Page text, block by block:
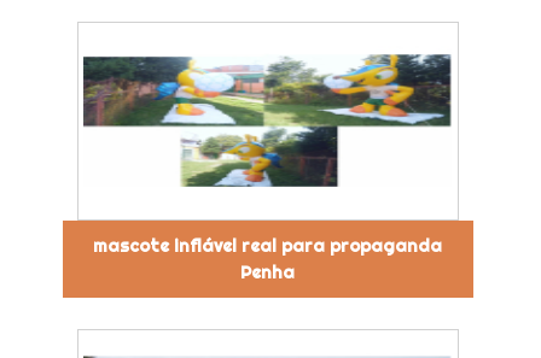
mascote inflável real para propaganda
Penha